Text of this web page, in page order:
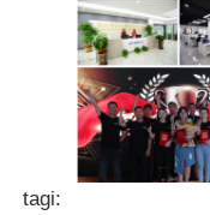
tagi: